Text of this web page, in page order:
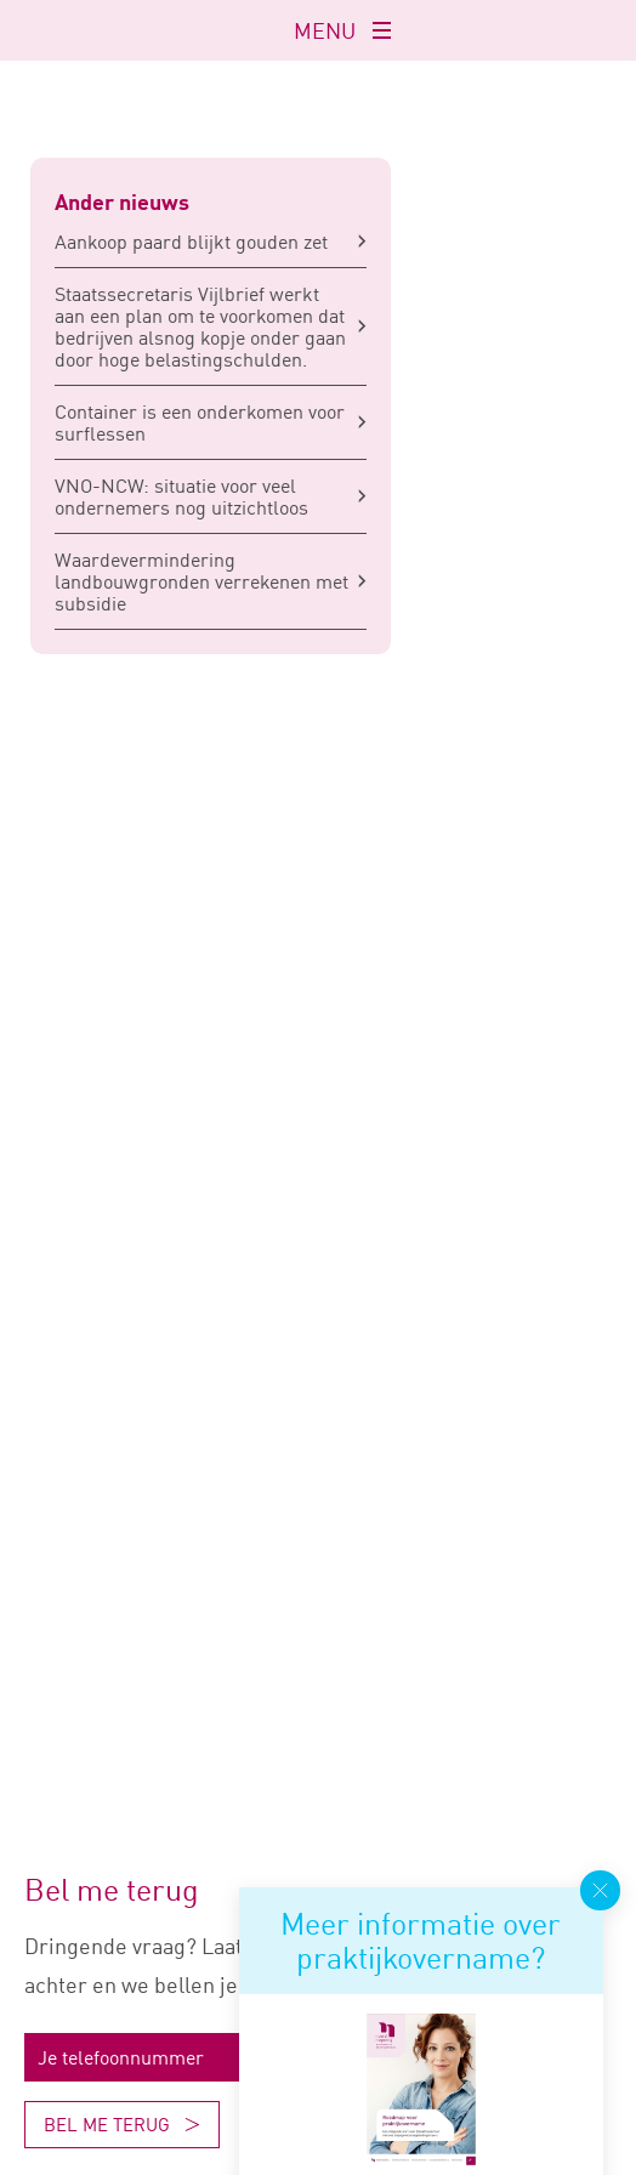
Navigatie
openen
MENU
Ander nieuws
Aankoop paard blijkt gouden zet
Staatssecretaris Vijlbrief werkt
aan een plan om te voorkomen dat
bedrijven alsnog kopje onder gaan
door hoge belastingschulden.
Container is een onderkomen voor
surflessen
VNO-NCW: situatie voor veel
ondernemers nog uitzichtloos
Waardevermindering
landbouwgronden verrekenen met
subsidie
Meer informatie over
praktijkovername?
Bel me terug
Dringende vraag? Laat je nummer
achter en we bellen je snel terug.
BEL ME TERUG